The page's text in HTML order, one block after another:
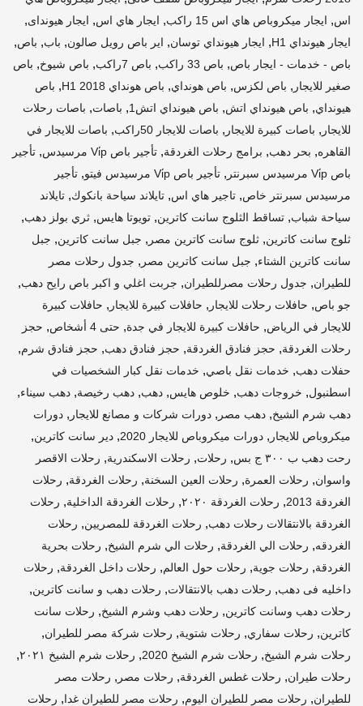
اس, ايجار ميكروباص هاي اس 15 راكب , ايجار هاي اس, ايجار هيونداى,
ايجار هيونداي H1 , ايجار هيونداي توسان, اير باص رويل صالون, باب, باص,
باص - خدمات - ايجار باص, باص 33 راكب , باص 7راكب , باص شيوخ, باص
صغير للايجار , باص لكزس, باص هونداي, باص هونداي H1 2018 , باص
هيونداي, باص هيونداي اتش, باص هيونداي اتش1 , باصات, باصات رحلات
للايجار , باصات كبيرة للايجار , باصات للايجار 50راكب , باصات للايجار في
القاهره, بحر دهب, برامج رحلات الغردقة, تأجير باص Vi̇p مرسيدس , تأجير
باص Vi̇p مرسيدس سبرنتر
, تأجير باص Vi̇p مرسيدس فيتو , تأجير
مرسيدس سبرنتر خاص, تاجير هاي اس, تايلاند سياحة بانكوك, تايلاند
سياحة شباب, تساقط الثلوج سانت كاترين, تويوتا هايس, ثري بولز دهب,
ثلوج سانت كاترين, ثلوج سانت كاترين مصر , جبل سانت كاترين, جبل
سانت كاترين الشتاء, جبل سانت كاترين مصر , جدول رحلات مصر
للطيران, جدول رحلات مصرللطيران, جربت اغلي و اكبر باص رايح دهب,
جو باص, حافلات رحلات للايجار , حافلات كبيرة للايجار , حافلات كبيرة
للايجار في الرياض, حافلات كبيرة للايجار في جدة, حتى 4 أشخاص , حجز
رحلات الغردقة, حجز فنادق الغردقة, حجز فنادق دهب, حجز فنادق شرم,
حفلات دهب, خدمات نقل باصي, خدمات نقل كبار الشخصيات في
اسطنبول, خروجات دهب, خلوص هايس, دهب, دهب رخيصة, دهب سيناء,
دهب شرم الشيخ, دهب مصر , دورات شركات و مصانع للايجار , دورات
ميكروباص للايجار , دورات ميكروباص للايجار 2020 , دير سانت كاترين,
رحت دهب ب ٣٠٠ ج بس , رحلات, رحلات الاسكندرية, رحلات الاقصر
واسوان, رحلات العمرة, رحلات العين السخنة, رحلات الغردقة, رحلات
الغردقة 2013
, رحلات الغردقة ٢٠٢٠ , رحلات الغردقة الداخلية, رحلات
الغردقة بالانتقالات رحلات دهب, رحلات الغردقة للمصريين, رحلات
الغردقه, رحلات الي الغردقة, رحلات الي شرم الشيخ, رحلات بحرية
الغردقة, رحلات جوية, رحلات حول العالم, رحلات داخل الغردقة, رحلات
داخليه فى دهب, رحلات دهب بالانتقالات, رحلات دهب و سانت كاترين,
رحلات دهب وسانت كاترين, رحلات دهب وشرم الشيخ, رحلات سانت
كاترين, رحلات سفاري, رحلات شتوية, رحلات شركة مصر للطيران,
رحلات شرم الشيخ, رحلات شرم الشيخ 2020 , رحلات شرم الشيخ ٢٠٢١ ,
رحلات طيران, رحلات غطس الغردقة, رحلات مصر , رحلات مصر
للطيران, رحلات مصر للطيران اليوم, رحلات مصر للطيران غدا, رحلات